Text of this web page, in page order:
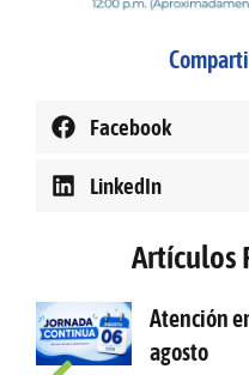
Facebook
LinkedIn
Artículos
Atención
agosto